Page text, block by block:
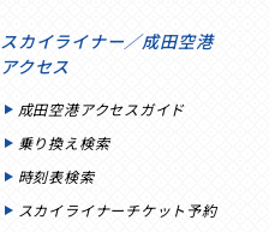
スカイライナー／成田空港
アクセス
成田空港アクセスガイド
乗り換え検索
時刻表検索
スカイライナーチケット予約